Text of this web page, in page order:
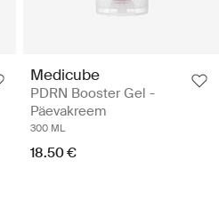
Medicube
PDRN Booster Gel -
Päevakreem
300 ML
18.50 €